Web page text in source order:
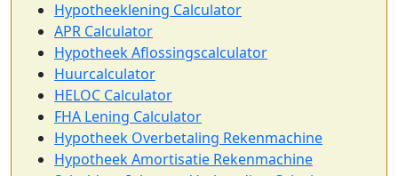
Hypotheeklening Calculator
APR Calculator
Hypotheek Aflossingscalculator
Huurcalculator
HELOC Calculator
FHA Lening Calculator
Hypotheek Overbetaling Rekenmachine
Hypotheek Amortisatie Rekenmachine